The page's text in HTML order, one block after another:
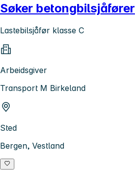
Søker betongbilsjåfører
Lastebilsjåfør klasse C
Arbeidsgiver
Transport M Birkeland
Sted
Bergen, Vestland